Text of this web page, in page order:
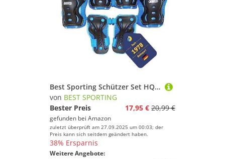
Best Sporting Schützer Set HQ für Kinder I Ellenbogenschoner / Handrückenschoner / Knieschoner in Größe M I hochwertiges Skater Schützer Set in Blau/Schwarz I Robustes Schonerset
von BEST SPORTING
Bester Preis
17,95 € 20,99 €
gefunden bei Amazon
zuletzt überprüft am 27.09.2025 um 00:03; der
Preis kann sich seitdem geändert haben.
38% Ersparnis
Weitere Angebote: